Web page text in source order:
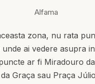
zona, nu rata
ai vedere asupra
ar fi Miradouro
Graça sau Praça